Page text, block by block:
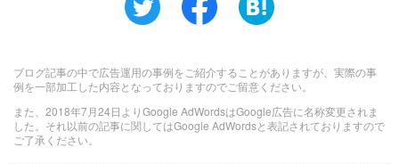
ブログ記事の中で広告運用の事例をご紹介することがありますが、実際の事
例を一部加工した内容となっておりますのでご留意ください。
また、2018年7月24日よりGoogle AdWordsはGoogle広告に名称変更されま
した。それ以前の記事に関してはGoogle AdWordsと表記されておりますので
ご了承ください。